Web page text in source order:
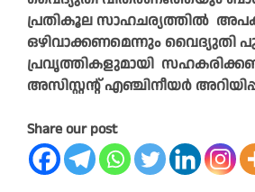
പ്രതികൂല സാഹചര്യത്തിൽ
ഒഴിവാക്കണമെന്നും വൈദ്യുതി
പ്രവൃത്തികളുമായി
അസിസ്റ്റന്റ് എഞ്ചിനീയർ
Share our post